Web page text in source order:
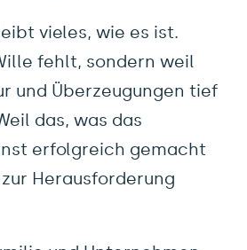
vieles, wie es ist.
fehlt, sondern weil
und Überzeugungen tief
das, was das
erfolgreich gemacht
Herausforderung
in Familienunternehmen
Geschäftsleitungen und
Gemeinsam erreichen wir,
im Unternehmen
möglich wird.